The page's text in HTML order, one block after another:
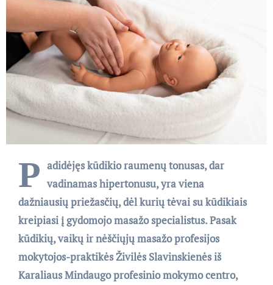
P adidėjęs kūdikio raumenų tonusas, dar
vadinamas hipertonusu, yra viena
dažniausių priežasčių, dėl kurių tėvai su kūdikiais
kreipiasi į gydomojo masažo specialistus. Pasak
kūdikių, vaikų ir nėščiųjų masažo profesijos
mokytojos-praktikės Živilės Slavinskienės iš
Karaliaus Mindaugo profesinio mokymo centro,